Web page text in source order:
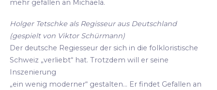
mehr gefallen an Michaela.
Holger Tetschke als Regisseur aus Deutschland
(gespielt von Viktor Schürmann)
Der deutsche Regiesseur der sich in die folkloristische
Schweiz „verliebt“ hat. Trotzdem will er seine
Inszenierung
„ein wenig moderner“ gestalten... Er findet Gefallen an